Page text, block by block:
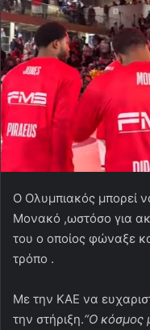
O Oλυμπιακός μπορεί
Μονακό ,ωστόσο για
του ο οποίος φώναξε
τρόπο .
Με την ΚΑΕ να
την στήριξη.“Ο κόσμος